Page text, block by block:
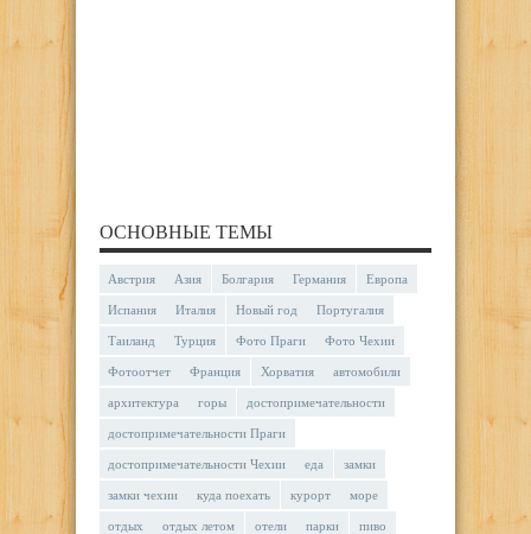
ОСНОВНЫЕ ТЕМЫ
Австрия Азия Болгария Германия Европа
Испания Италия Новый год Португалия
Таиланд Турция Фото Праги Фото Чехии
Фотоотчет Франция Хорватия автомобили
архитектура горы достопримечательности
достопримечательности Праги
достопримечательности Чехии еда замки
замки чехии куда поехать курорт море
отдых отдых летом отели парки пиво